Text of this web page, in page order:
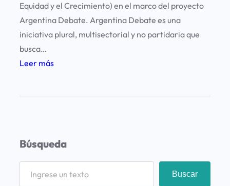
Equidad y el Crecimiento) en el marco del proyecto
Argentina Debate. Argentina Debate es una
iniciativa plural, multisectorial y no partidaria que
busca…
Leer más:
c
t
o
Búsqueda
Buscar